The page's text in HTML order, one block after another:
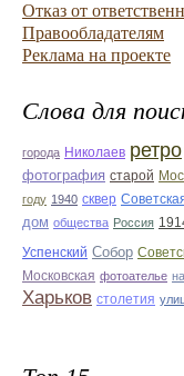
Отказ от
Правообладателям
Реклама на проекте
Слова для
города Николаев ретро
фотография старой
году 1940 сквер
дом общества Россия
Успенский Собор
Московская фотоателье
Харьков столетия